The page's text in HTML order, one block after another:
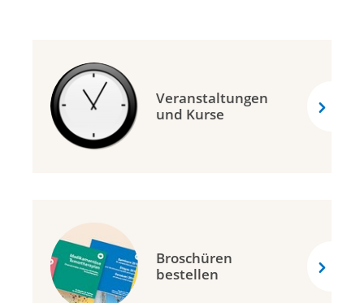
Veranstaltungen
und Kurse
Broschüren
bestellen